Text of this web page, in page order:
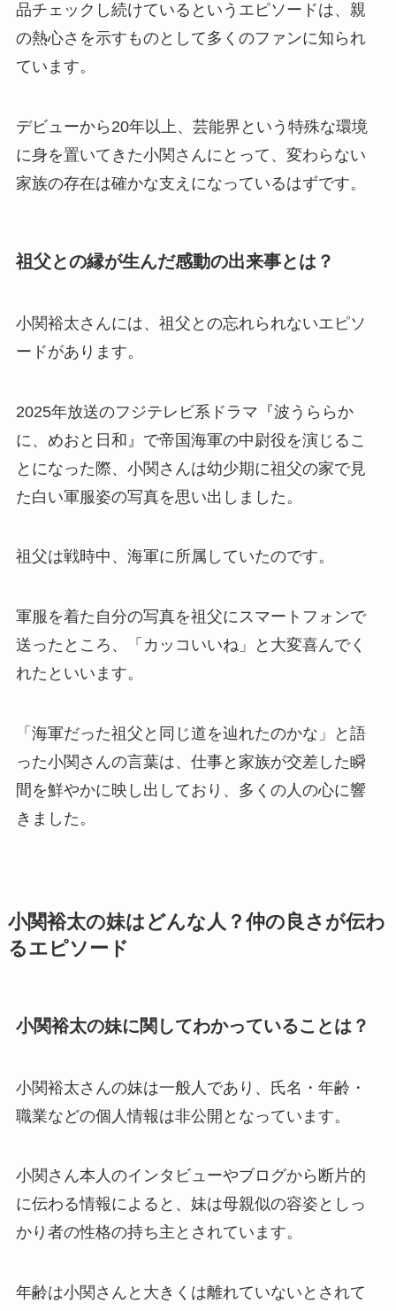
品チェックし続けているというエピソードは、親
の熱心さを示すものとして多くのファンに知られ
ています。
デビューから20年以上、芸能界という特殊な環境
に身を置いてきた小関さんにとって、変わらない
家族の存在は確かな支えになっているはずです。
祖父との縁が生んだ感動の出来事とは？
小関裕太さんには、祖父との忘れられないエピソ
ードがあります。
2025年放送のフジテレビ系ドラマ『波うららか
に、めおと日和』で帝国海軍の中尉役を演じるこ
とになった際、小関さんは幼少期に祖父の家で見
た白い軍服姿の写真を思い出しました。
祖父は戦時中、海軍に所属していたのです。
軍服を着た自分の写真を祖父にスマートフォンで
送ったところ、「カッコいいね」と大変喜んでく
れたといいます。
「海軍だった祖父と同じ道を辿れたのかな」と語
った小関さんの言葉は、仕事と家族が交差した瞬
間を鮮やかに映し出しており、多くの人の心に響
きました。
小関裕太の妹はどんな人？仲の良さが伝わ
るエピソード
小関裕太の妹に関してわかっていることは？
小関裕太さんの妹は一般人であり、氏名・年齢・
職業などの個人情報は非公開となっています。
小関さん本人のインタビューやブログから断片的
に伝わる情報によると、妹は母親似の容姿としっ
かり者の性格の持ち主とされています。
年齢は小関さんと大きくは離れていないとされて